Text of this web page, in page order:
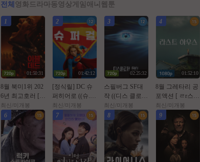
전체 영화드라마동영상게임 애니 웹툰
1
01:50:31
8월 북미1위 202
6년 최고호러 [ O
l블ㄷㅓl드번 ] 10
80p 5.1 완벽자막
최신/미개봉
2
01:42:12
[정식릴] DC 슈
퍼히어로 ((슈.
퍼.걸)) 1080p 5.1
공식자막
최신/미개봉
3
02:25:32
스필버그 SF대
작 ((디스 클로저
데이)) 1080p 완
벽자막
최신/미개봉
4
01:52:10
8월 그레타리 공
포액션 [ ㄹr스트
ㅎr우스 ] 1080p
5.1 공식자막
최신/미개봉
6 7 8 9